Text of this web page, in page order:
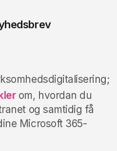
om, hvordan du
og samtidig få
Microsoft 365-